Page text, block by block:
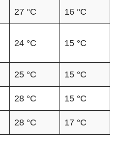
27 °C 16 °C
24 °C 15 °C
25 °C 15 °C
28 °C 15 °C
28 °C 17 °C